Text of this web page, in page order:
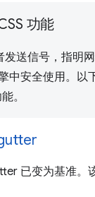
功能
发送信号，指明
中安全使用。以
。
已变为基准。